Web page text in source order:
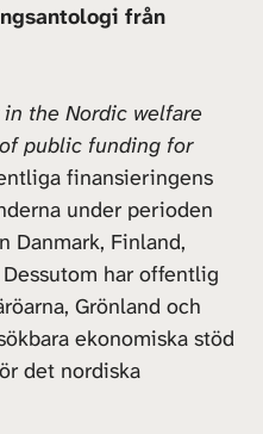
från
the Nordic welfare
public funding for
finansieringens
under perioden
Danmark, Finland,
har offentlig
Grönland och
ekonomiska stöd
det nordiska